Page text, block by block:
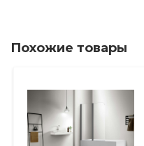
Похожие товары